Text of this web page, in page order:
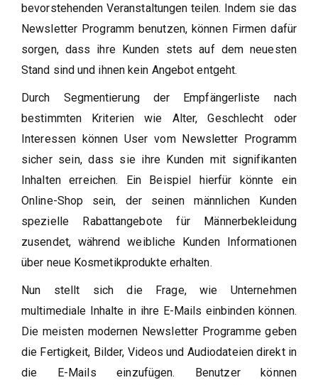
bevorstehenden Veranstaltungen teilen. Indem sie das
Newsletter Programm benutzen, können Firmen dafür
sorgen, dass ihre Kunden stets auf dem neuesten
Stand sind und ihnen kein Angebot entgeht.
Durch Segmentierung der Empfängerliste nach
bestimmten Kriterien wie Alter, Geschlecht oder
Interessen können User vom Newsletter Programm
sicher sein, dass sie ihre Kunden mit signifikanten
Inhalten erreichen. Ein Beispiel hierfür könnte ein
Online-Shop sein, der seinen männlichen Kunden
spezielle Rabattangebote für Männerbekleidung
zusendet, während weibliche Kunden Informationen
über neue Kosmetikprodukte erhalten.
Nun stellt sich die Frage, wie Unternehmen
multimediale Inhalte in ihre E-Mails einbinden können.
Die meisten modernen Newsletter Programme geben
die Fertigkeit, Bilder, Videos und Audiodateien direkt in
die E-Mails einzufügen. Benutzer können